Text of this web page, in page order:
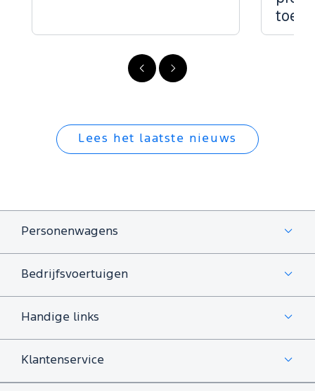
Volgende
Vorige
Lees het laatste nieuws
Personenwagens
Bedrijfsvoertuigen
Handige links
Klantenservice